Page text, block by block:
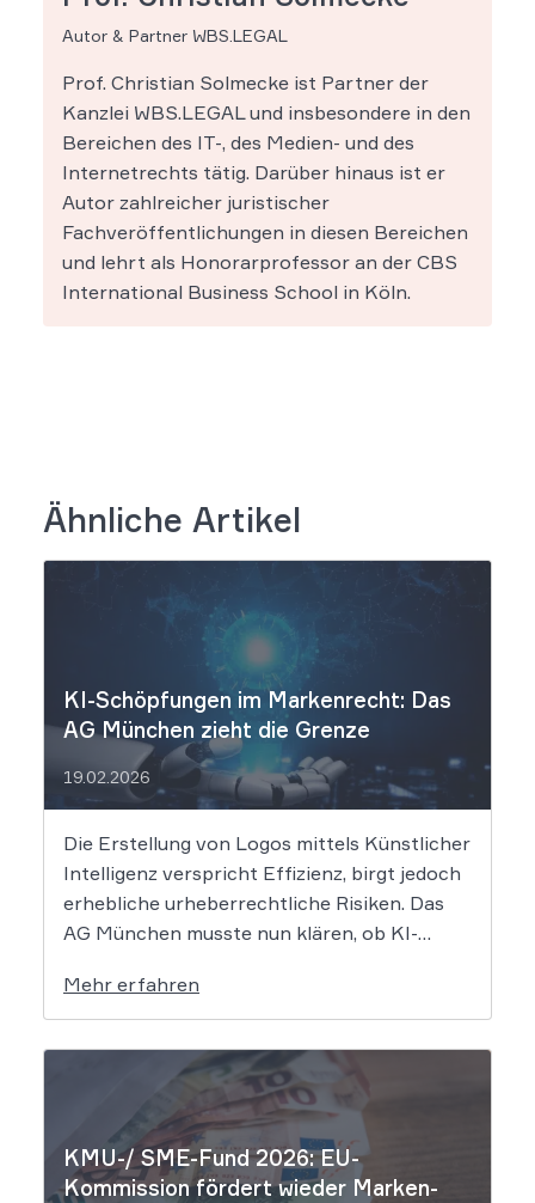
Autor & Partner WBS.LEGAL
Prof. Christian Solmecke ist Partner der
Kanzlei WBS.LEGAL und insbesondere in den
Bereichen des IT-, des Medien- und des
Internetrechts tätig. Darüber hinaus ist er
Autor zahlreicher juristischer
Fachveröffentlichungen in diesen Bereichen
und lehrt als Honorarprofessor an der CBS
International Business School in Köln.
Ähnliche Artikel
KI-Schöpfungen im Markenrecht: Das
AG München zieht die Grenze
19.02.2026
Die Erstellung von Logos mittels Künstlicher
Intelligenz verspricht Effizienz, birgt jedoch
erhebliche urheberrechtliche Risiken. Das
AG München musste nun klären, ob KI-
Schöpfungsgrad erreichen, um rechtlichen
Schutz gegen Nachahmung zu genießen. Die
Entscheidung verdeutlicht, dass der bloße
Einsatz von Algorithmen ohne menschliche
Prägung den Schutzraum des […]
Mehr erfahren
KMU-/ SME-Fund 2026: EU-
Kommission fördert wieder Marken-